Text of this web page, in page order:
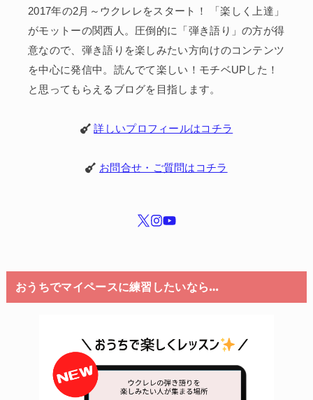
2017年の2月～ウクレレをスタート！ 「楽しく上達」
がモットーの関西人。圧倒的に「弾き語り」の方が得
意なので、弾き語りを楽しみたい方向けのコンテンツ
を中心に発信中。読んでて楽しい！モチベUPした！
と思ってもらえるブログを目指します。
詳しいプロフィールはコチラ
お問合せ・ご質問はコチラ
おうちでマイペースに練習したいなら…